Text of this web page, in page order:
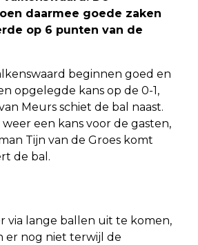
daarmee goede zaken
op 6 punten van de
beginnen goed en
opgelegde kans op de 0-1,
Meurs schiet de bal naast.
een kans voor de gasten,
Tijn van de Groes komt
de bal.
via lange ballen uit te komen,
er nog niet terwijl de